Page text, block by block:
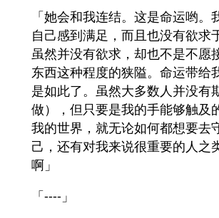
「她会和我连结。这是命运哟。
自己感到满足，而且也没有欲求
虽然并没有欲求，却也不是不愿
东西这种程度的狭隘。命运带给
是如此了。虽然大多数人并没有
做），但只要是我的手能够触及
我的世界，就无论如何都想要去
己，还有对我来说很重要的人之
啊」
「----」